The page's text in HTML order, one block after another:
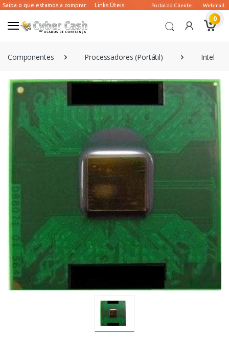
0
Componentes Processadores (Portátil) Intel